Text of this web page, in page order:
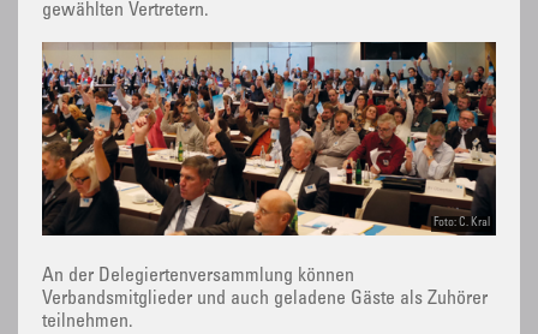
gewählten Vertretern.
Foto: C. Kral
An der Delegiertenversammlung können
Verbandsmitglieder und auch geladene Gäste als Zuhörer
teilnehmen.